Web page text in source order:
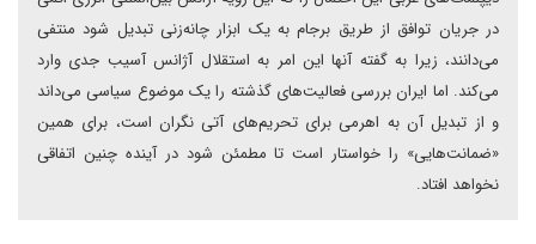
در جریان توافق از طریق برجام به یک ابزار چانه‌زنی تبدیل شود منتفی
می‌دانند، زیرا به گفته آنها این امر به استقلال آژانس آسیب جدی وارد
می‌کند. اما ایران بررسی فعالیت‌های گذشته را یک موضوع سیاسی می‌داند
و از تبدیل آن به اهرمی برای تحریم‌های آتی نگران است، برای همین
«ضمانت‌هایی» را خواستار است تا مطمئن شود در آینده چنین اتفاقی
نخواهد افتاد.